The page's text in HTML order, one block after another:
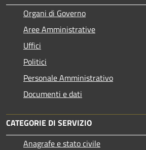
Organi di Governo
Aree Amministrative
Uffici
Politici
Personale Amministrativo
Documenti e dati
CATEGORIE DI SERVIZIO
Anagrafe e stato civile